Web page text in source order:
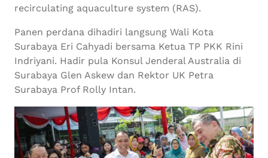
recirculating aquaculture system (RAS).
Panen perdana dihadiri langsung Wali Kota
Surabaya Eri Cahyadi bersama Ketua TP PKK Rini
Indriyani. Hadir pula Konsul Jenderal Australia di
Surabaya Glen Askew dan Rektor UK Petra
Surabaya Prof Rolly Intan.